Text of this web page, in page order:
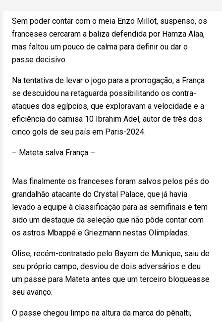
Sem poder contar com o meia Enzo Millot, suspenso, os
franceses cercaram a baliza defendida por Hamza Alaa,
mas faltou um pouco de calma para definir ou dar o
passe decisivo.
Na tentativa de levar o jogo para a prorrogação, a França
se descuidou na retaguarda possibilitando os contra-
ataques dos egípcios, que exploravam a velocidade e a
eficiência do camisa 10 Ibrahim Adel, autor de três dos
cinco gols de seu país em Paris-2024.
– Mateta salva França –
Mas finalmente os franceses foram salvos pelos pés do
grandalhão atacante do Crystal Palace, que já havia
levado a equipe à classificação para as semifinais e tem
sido um destaque da seleção que não pôde contar com
os astros Mbappé e Griezmann nestas Olimpíadas.
Olise, recém-contratado pelo Bayern de Munique, saiu de
seu próprio campo, desviou de dois adversários e deu
um passe para Mateta antes que um terceiro bloqueasse
seu avanço.
O passe chegou limpo na altura da marca do pênalti,